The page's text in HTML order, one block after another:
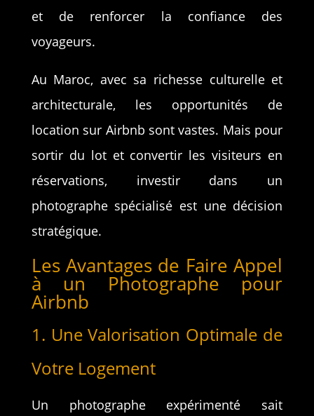
et de renforcer la confiance des
voyageurs.
Au Maroc, avec sa richesse culturelle et
architecturale, les opportunités de
location sur Airbnb sont vastes. Mais pour
sortir du lot et convertir les visiteurs en
réservations, investir dans un
photographe spécialisé est une décision
stratégique.
Les Avantages de Faire Appel
à un Photographe pour
Airbnb
1. Une Valorisation Optimale de
Votre Logement
Un photographe expérimenté sait